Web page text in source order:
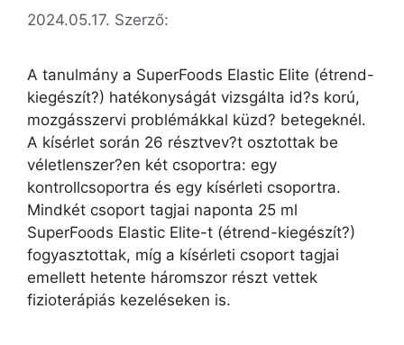
2024.05.17. Szerző:
A tanulmány a SuperFoods Elastic Elite (étrend-
kiegészít?) hatékonyságát vizsgálta id?s korú,
mozgásszervi problémákkal küzd? betegeknél.
A kísérlet során 26 résztvev?t osztottak be
véletlenszer?en két csoportra: egy
kontrollcsoportra és egy kísérleti csoportra.
Mindkét csoport tagjai naponta 25 ml
SuperFoods Elastic Elite-t (étrend-kiegészít?)
fogyasztottak, míg a kísérleti csoport tagjai
emellett hetente háromszor részt vettek
fizioterápiás kezeléseken is.